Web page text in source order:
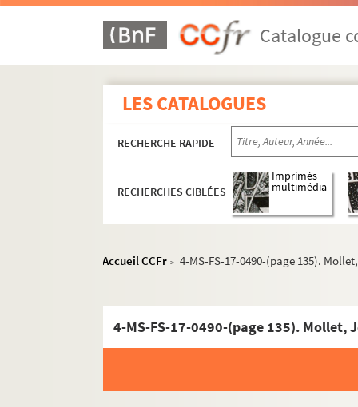
Catalogue
LES CATALOGUES
RECHERCHE RAPIDE
RECHERCHES CIBLÉES
Imprimés
multimédia
Accueil CCFr > 4-MS-FS-17-0490-(page 135).
4-MS-FS-17-0490-(page 135). Mollet,
Biographie